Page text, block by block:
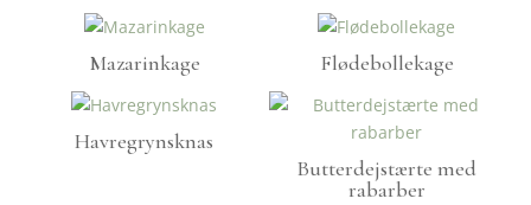
Mazarinkage Flødebollekage
Havregrynsknas
Butterdejstærte med
rabarber